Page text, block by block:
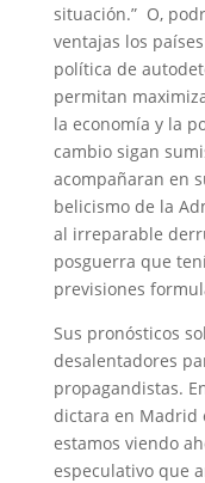
situación.” O,
ventajas los
política de
permitan
la economía y la
cambio sigan
acompañaran en
belicismo de la
al irreparable
posguerra que
previsiones
Sus pronósticos
desalentadores
propagandistas.
dictara en Madrid
estamos viendo
especulativo que